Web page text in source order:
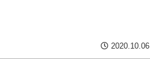
2020.10.06